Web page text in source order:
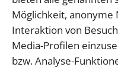
Möglichkeit,
Interaktion von
Media-Profilen
bzw. Analyse-